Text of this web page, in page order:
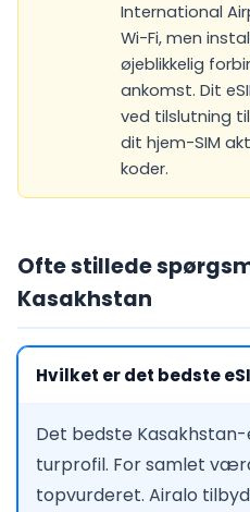
International
Wi-Fi, men
øjeblikkelig
ankomst. Dit
ved tilslutning til
dit hjem-SIM
koder.
Ofte stillede
Kasakhstan
Hvilket er det bedste
Det bedste
turprofil. For samlet
topvurderet. Airalo